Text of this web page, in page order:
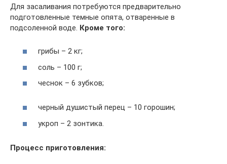
Для засаливания потребуются предварительно
подготовленные темные опята, отваренные в
подсоленной воде. Кроме того:
грибы – 2 кг;
соль – 100 г;
чеснок – 6 зубков;
черный душистый перец – 10 горошин;
укроп – 2 зонтика.
Процесс приготовления: